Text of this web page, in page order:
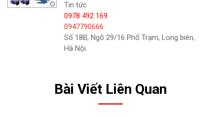
Dưới đây là sáu bước để giúp bạn bảo trì máy bơm
của mình trong điều kiện thời tiết lạnh:
Cách nhiệt phần nạp và đường xả
xả dẫn nước ra khỏi hệ thống. Khi một trong
hai khu vực này bị đóng băng, máy bơm
Tin tức
0978 492 169
0947790666
Số 18B, Ngõ 29/16 Phố Trạm, Long biên,
Hà Nội
Bài Viết Liên Quan